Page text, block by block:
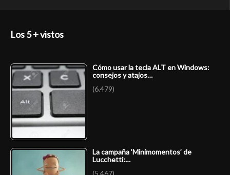
Los 5 + vistos
Cómo usar la tecla ALT en Windows:
consejos y atajos…
(6.479)
La campaña ‘Minimomentos’ de
Lucchetti:…